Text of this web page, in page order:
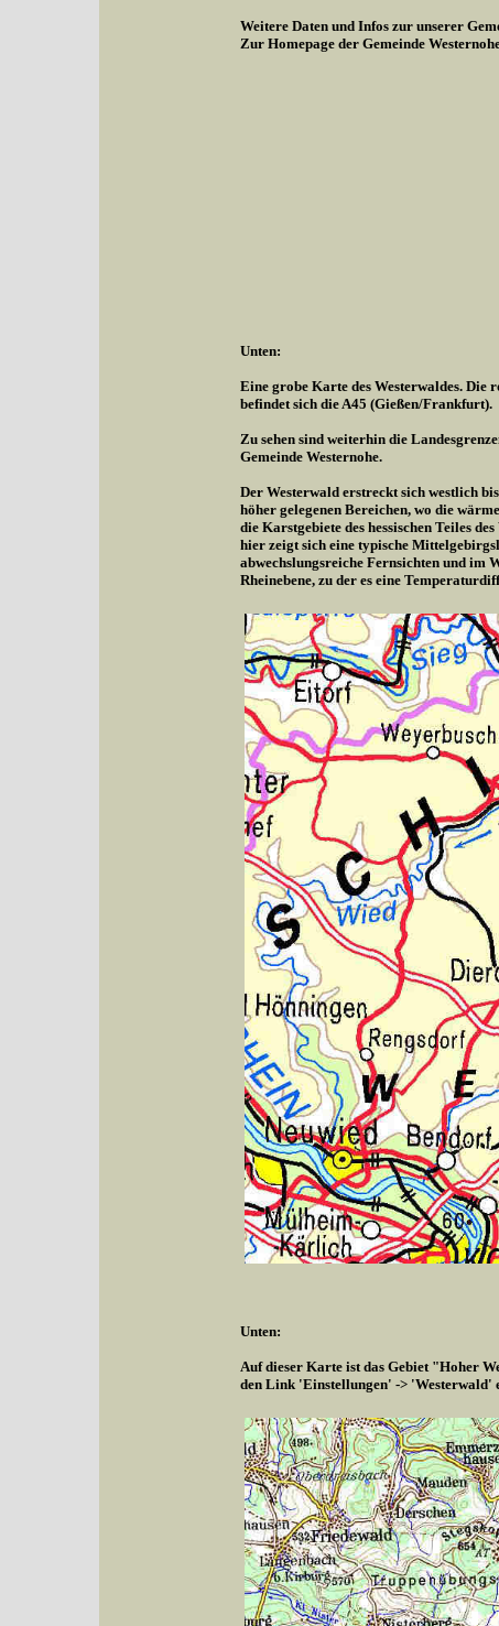
Weitere Daten und Infos zur unserer
Zur Homepage der Gemeinde
Unten:
Eine grobe Karte des Westerwaldes.
befindet sich die A45 (Gießen/Frankfurt).
Zu sehen sind weiterhin die
Gemeinde Westernohe.
Der Westerwald erstreckt sich westlich
höher gelegenen Bereichen, wo die
die Karstgebiete des hessischen Teiles
hier zeigt sich eine typische
abwechslungsreiche Fernsichten und im
Rheinebene, zu der es eine
Unten:
Auf dieser Karte ist das Gebiet "Hoher
den Link 'Einstellungen' -> 'Westerwald'